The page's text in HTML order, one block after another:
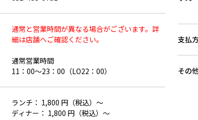
通常と営業時間が異なる場合がございます。詳
細は店舗へご確認ください。
通常営業時間
11：00～23：00（LO22：00）
ランチ： 1,800 円（税込）～
ディナー： 1,800 円（税込）～
支払
その